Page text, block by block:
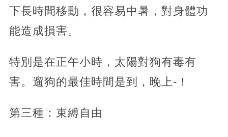
下長時間移動，很容易中暑，對身體功
能造成損害。
特別是在正午小時，太陽對狗有毒有
害。遛狗的最佳時間是到，晚上-！
第三種：束縛自由